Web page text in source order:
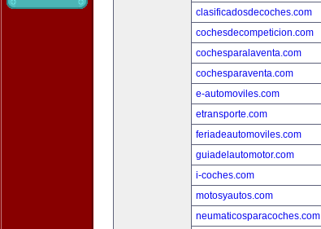
clasificadosdecoches.com
cochesdecompeticion.com
cochesparalaventa.com
cochesparaventa.com
e-automoviles.com
etransporte.com
feriadeautomoviles.com
guiadelautomotor.com
i-coches.com
motosyautos.com
neumaticosparacoches.com